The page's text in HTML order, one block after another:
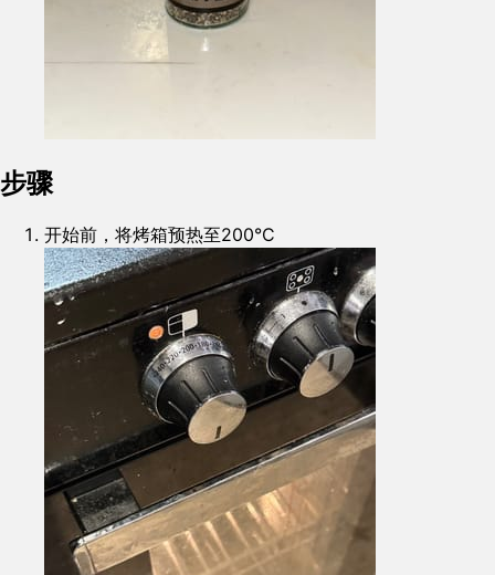
步骤
开始前，将烤箱预热至200°C